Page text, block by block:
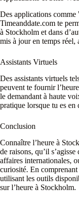
Des applications
Timeanddate.com te
à Stockholm et dans
mis à jour en temps réel,
Assistants Virtuels
Des assistants virtuels
peuvent te fournir
le demandant à haute
pratique lorsque tu es en
Conclusion
Connaître l’heure à
de raisons, qu’il
affaires internationales,
curiosité. En
utilisant les outils
sur l’heure à Stockholm.